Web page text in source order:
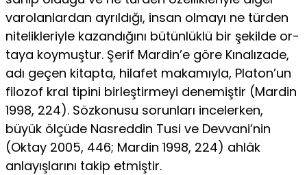
varolanlardan ayrıl­dığı, insan olmayı ne türden
nitelikleriyle kazandığını bütünlüklü bir şekilde or­
taya koymuştur. Şerif Mardin’e göre Kınalızade,
adı geçen kitapta, hilafet maka­mıyla, Platon’un
filozof kral tipini birleştirmeyi denemiştir (Mardin
1998, 224). Sözkonusu sorunları incelerken,
büyük ölçüde Nasreddin Tusi ve Devvani’nin
(Oktay 2005, 446; Mardin 1998, 224) ahlâk
anlayışlarını takip etmiştir.